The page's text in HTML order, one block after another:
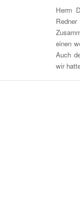
Herrn
einen
Auch
wir